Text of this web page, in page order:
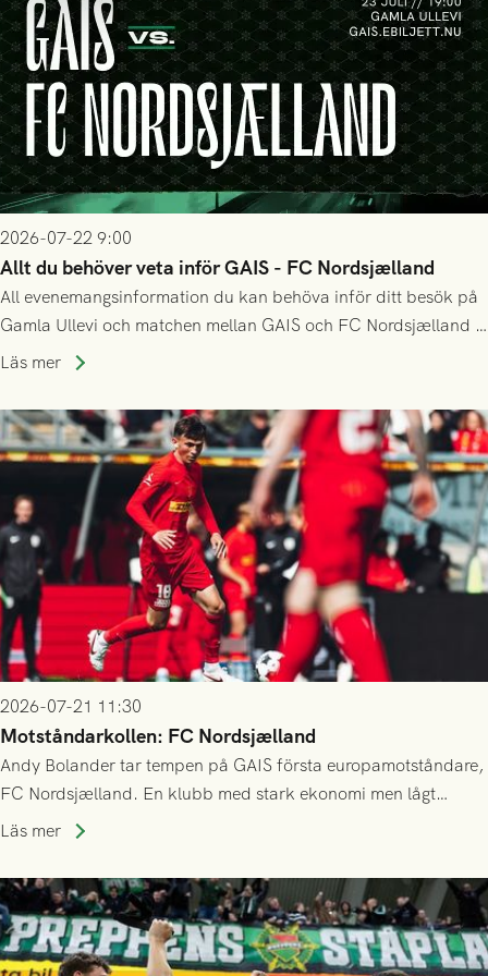
2026-07-22 9:00
Allt du behöver veta inför GAIS - FC Nordsjælland
All evenemangsinformation du kan behöva inför ditt besök på
Gamla Ullevi och matchen mellan GAIS och FC Nordsjælland i
kvalet till Conference League! Avspark kl 19.00 på torsdag
Läs mer
2026-07-21 11:30
Motståndarkollen: FC Nordsjælland
Andy Bolander tar tempen på GAIS första europamotståndare,
FC Nordsjælland. En klubb med stark ekonomi men lågt
publiksnitt, ett lag med både kollektiv styrka och individuell
Läs mer